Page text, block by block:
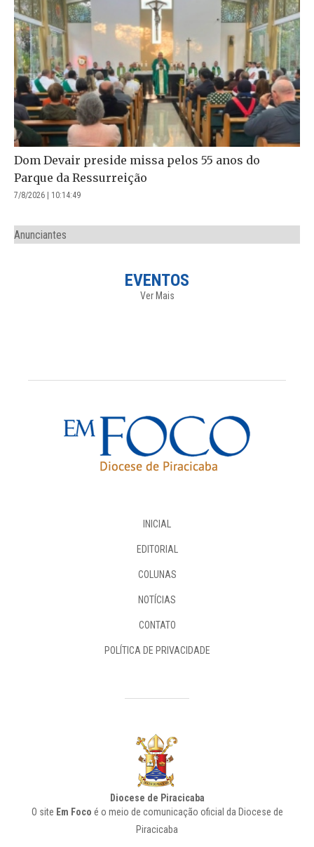
Dom Devair preside missa pelos 55 anos do
Parque da Ressurreição
7/8/2026 | 10:14:49
Anunciantes
EVENTOS
Ver Mais
INICIAL
EDITORIAL
COLUNAS
NOTÍCIAS
CONTATO
POLÍTICA DE PRIVACIDADE
Diocese de Piracicaba
O site Em Foco é o meio de comunicação oficial da Diocese de
Piracicaba